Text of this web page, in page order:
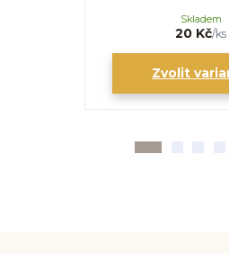
20 Kč/ks
Skladem
Zvolit